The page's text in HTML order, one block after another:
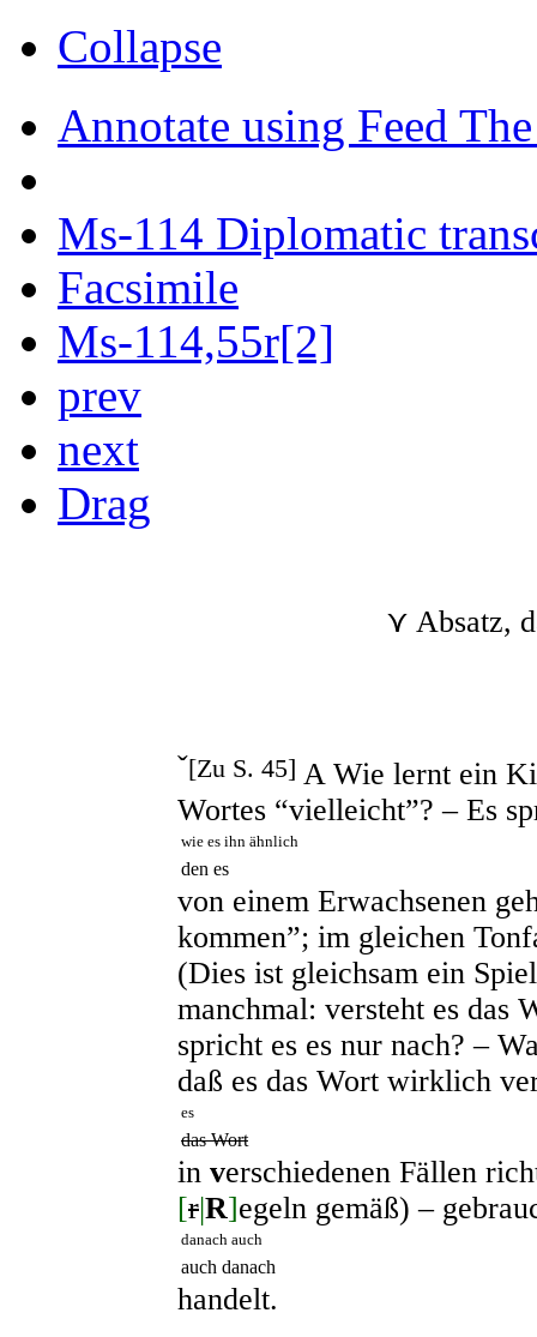
Collapse
Annotate using Feed
Ms-114 Diplomatic
Facsimile
Ms-114,55r[2]
prev
next
Drag
⋎ Absatz,
ˇ[Zu S. 45] A Wie lernt ein
Wortes “vielleicht”? – Es
wie es ihn ähnlich
den es
von einem Erwachsenen
kommen”; im gleichen
(Dies ist gleichsam ein
manchmal: versteht es das
spricht es es nur nach? –
daß es das Wort wirklich
es
das Wort
in verschiedenen Fällen
[r|R]egeln gemäß) –
danach auch
auch danach
handelt.